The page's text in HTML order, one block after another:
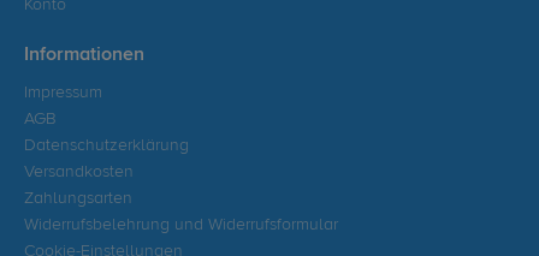
Konto
Informationen
Impressum
AGB
Datenschutzerklärung
Versandkosten
Zahlungsarten
Widerrufsbelehrung und Widerrufsformular
Cookie-Einstellungen